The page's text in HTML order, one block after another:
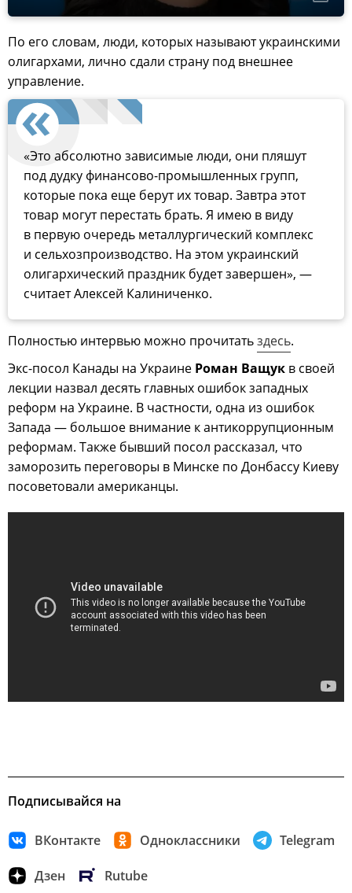
По его словам, люди, которых называют украинскими
олигархами, лично сдали страну под внешнее
управление.
«Это абсолютно зависимые люди, они пляшут
под дудку финансово-промышленных групп,
которые пока еще берут их товар. Завтра этот
товар могут перестать брать. Я имею в виду
в первую очередь металлургический комплекс
и сельхозпроизводство. На этом украинский
олигархический праздник будет завершен», —
считает Алексей Калиниченко.
Полностью интервью можно прочитатьздесь.
Экс-посол Канады на Украине Роман Ващук в своей
лекции назвал десять главных ошибок западных
реформ на Украине. В частности, одна из ошибок
Запада — большое внимание к антикоррупционным
реформам. Также бывший посол рассказал, что
заморозить переговоры в Минске по Донбассу Киеву
посоветовали американцы.
Подписывайся на
ВКонтакте Одноклассники Telegram
Дзен Rutube